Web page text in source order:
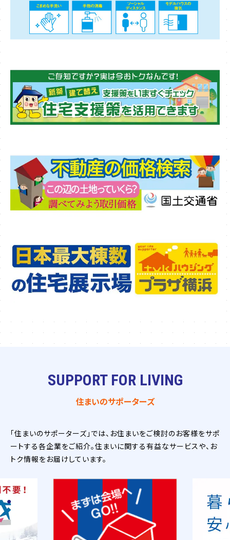
SUPPORT FOR LIVING
住まいのサポーターズ
「住まいのサポーターズ」では、お住まいをご検討のお客様をサポ
ートする各企業をご紹介。住まいに関する有益なサービスや、お
トク情報をお届けしています。